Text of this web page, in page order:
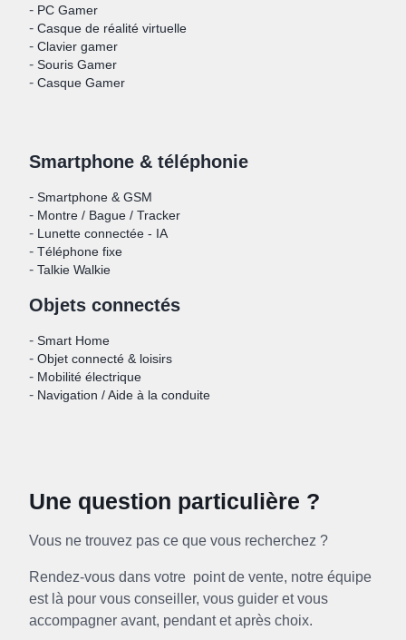
- PC Gamer
- Casque de réalité virtuelle
- Clavier gamer
- Souris Gamer
- Casque Gamer
Smartphone & téléphonie
- Smartphone & GSM
- Montre / Bague / Tracker
- Lunette connectée - IA
- Téléphone fixe
- Talkie Walkie
Objets connectés
- Smart Home
- Objet connecté & loisirs
- Mobilité électrique
- Navigation / Aide à la conduite
Une question particulière ?
Vous ne trouvez pas ce que vous recherchez ?
Rendez-vous dans votre point de vente, notre équipe
est là pour vous conseiller, vous guider et vous
accompagner avant, pendant et après choix.